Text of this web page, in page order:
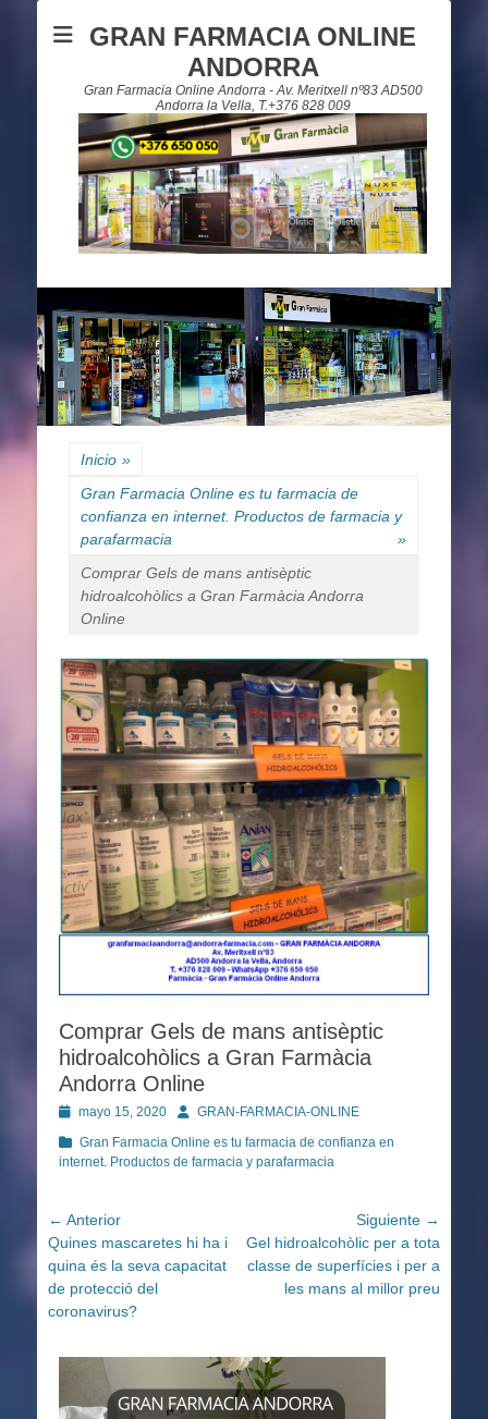
GRAN FARMACIA ONLINE
ANDORRA
Gran Farmacia Online Andorra - Av. Meritxell nº83 AD500
Andorra la Vella, T.+376 828 009
Inicio »
Gran Farmacia Online es tu farmacia de
confianza en internet. Productos de farmacia y
parafarmacia
»
Comprar Gels de mans antisèptic
hidroalcohòlics a Gran Farmàcia Andorra
Online
Comprar Gels de mans antisèptic
hidroalcohòlics a Gran Farmàcia
Andorra Online
Publicado
mayo 15, 2020 AutorGRAN-FARMACIA-ONLINE
Categorías
Gran Farmacia Online es tu farmacia de confianza en
internet. Productos de farmacia y parafarmacia
Navegación
de
entradas
← Anterior
Entrada
anterior:
Quines mascaretes hi ha i
quina és la seva capacitat
de protecció del
coronavirus?
Siguiente →
Entrada
siguiente:
Gel hidroalcohòlic per a tota
classe de superfícies i per a
les mans al millor preu